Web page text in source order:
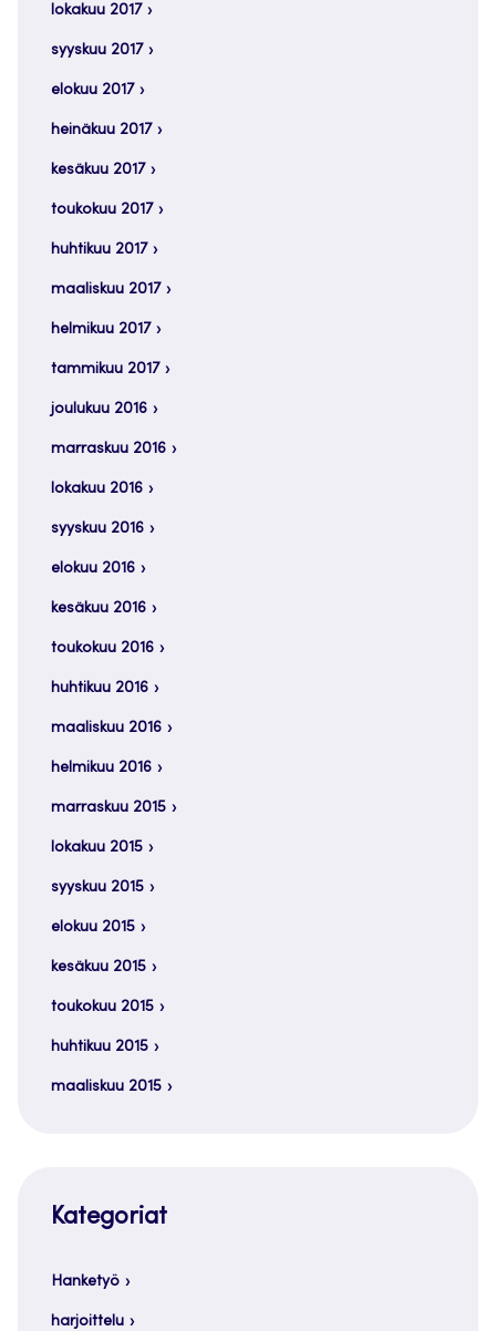
lokakuu 2017
syyskuu 2017
elokuu 2017
heinäkuu 2017
kesäkuu 2017
toukokuu 2017
huhtikuu 2017
maaliskuu 2017
helmikuu 2017
tammikuu 2017
joulukuu 2016
marraskuu 2016
lokakuu 2016
syyskuu 2016
elokuu 2016
kesäkuu 2016
toukokuu 2016
huhtikuu 2016
maaliskuu 2016
helmikuu 2016
marraskuu 2015
lokakuu 2015
syyskuu 2015
elokuu 2015
kesäkuu 2015
toukokuu 2015
huhtikuu 2015
maaliskuu 2015
Kategoriat
Hanketyö
harjoittelu